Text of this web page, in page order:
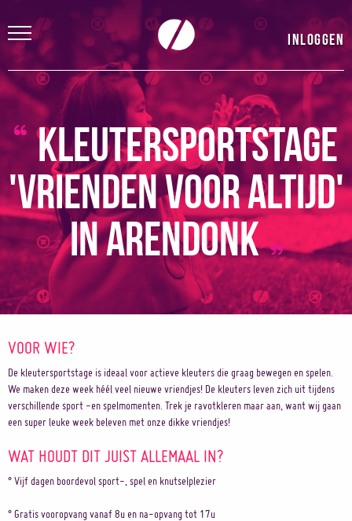
Inloggen
Kleutersportstage
'Vrienden voor altijd'
in Arendonk
VOOR WIE?
De kleutersportstage is ideaal voor actieve kleuters die graag bewegen en spelen.
We maken deze week héél veel nieuwe vriendjes! De kleuters leven zich uit tijdens
verschillende sport -en spelmomenten. Trek je ravotkleren maar aan, want wij gaan
een super leuke week beleven met onze dikke vriendjes!
WAT HOUDT DIT JUIST ALLEMAAL IN?
° Vijf dagen boordevol sport-, spel en knutselplezier
° Gratis vooropvang vanaf 8u en na-opvang tot 17u